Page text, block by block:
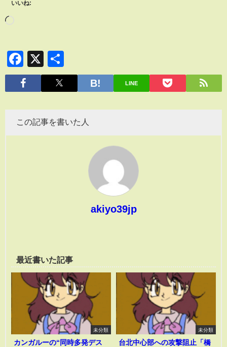
いいね:
Facebook
X
有
LINE
この記事を書いた人
akiyo39jp
最近書いた記事
未分類
カンガルーの“同時多発デス
未分類
台北中心部への攻撃阻止「橋